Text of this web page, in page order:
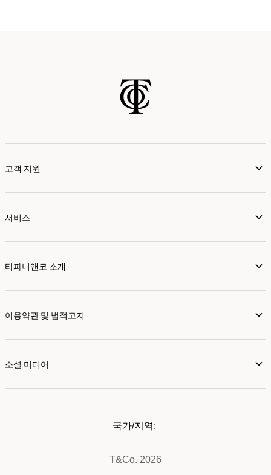
고객 지원
서비스
티파니앤코 소개
이용약관 및 법적고지
소셜 미디어
T&Co. 2026
국가/지역: